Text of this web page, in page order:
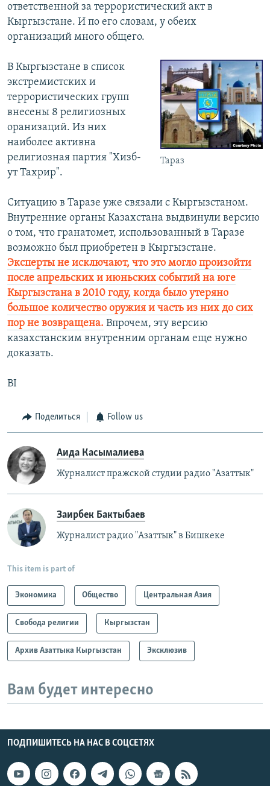
ответственной за террористический акт в
Кыргызстане. И по его словам, у обеих
организаций много общего.
Тараз
В Кыргызстане в список
экстремистских и
террористических групп
внесены 8 религиозных
оранизаций. Из них
наиболее активна
религиозная партия "Хизб-
ут Тахрир".
Ситуацию в Таразе уже связали с Кыргызстаном.
Внутренние органы Казахстана выдвинули версию
о том, что гранатомет, использованный в Таразе
возможно был приобретен в Кыргызстане.
Эксперты не исключают, что это могло произойти
после апрельских и июньских событий на юге
Кыргызстана в 2010 году, когда было утеряно
большое количество оружия и часть из них до сих
пор не возвращена. Впрочем, эту версию
казахстанским внутренним органам еще нужно
доказать.
BI
Поделиться Follow us
Аида Касымалиева
Журналист пражской студии радио "Азаттык"
Заирбек Бактыбаев
Журналист радио "Азаттык" в Бишкеке
This item is part of
Экономика Общество Центральная Азия
Свобода религии Кыргызстан
Архив Азаттыка Кыргызстан Эксклюзив
Вам будет интересно
ПОДПИШИТЕСЬ НА НАС В СОЦСЕТЯХ